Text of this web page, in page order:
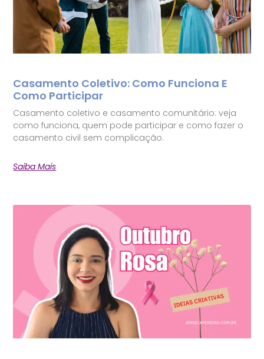
Casamento Coletivo: Como Funciona E
Como Participar
Casamento coletivo e casamento comunitário: veja
como funciona, quem pode participar e como fazer o
casamento civil sem complicação.
Saiba Mais